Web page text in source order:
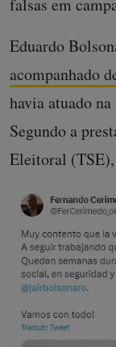
falsas em
Eduardo
acompanhado
havia atuado
Segundo a
Eleitoral (TSE),